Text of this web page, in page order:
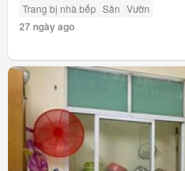
Trang bị nhà bếp Sân Vườn
27 ngày ago